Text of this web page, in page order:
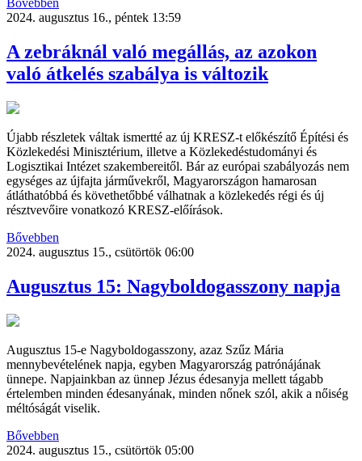
Bővebben
2024. augusztus 16., péntek 13:59
A zebráknál való megállás, az azokon
való átkelés szabálya is változik
Újabb részletek váltak ismertté az új KRESZ-t előkészítő Építési és
Közlekedési Minisztérium, illetve a Közlekedéstudományi és
Logisztikai Intézet szakembereitől. Bár az európai szabályozás nem
egységes az újfajta járművekről, Magyarországon hamarosan
átláthatóbbá és követhetőbbé válhatnak a közlekedés régi és új
résztvevőire vonatkozó KRESZ-előírások.
Bővebben
2024. augusztus 15., csütörtök 06:00
Augusztus 15: Nagyboldogasszony napja
Augusztus 15-e Nagyboldogasszony, azaz Szűz Mária
mennybevételének napja, egyben Magyarország patrónájának
ünnepe. Napjainkban az ünnep Jézus édesanyja mellett tágabb
értelemben minden édesanyának, minden nőnek szól, akik a nőiség
méltóságát viselik.
Bővebben
2024. augusztus 15., csütörtök 05:00